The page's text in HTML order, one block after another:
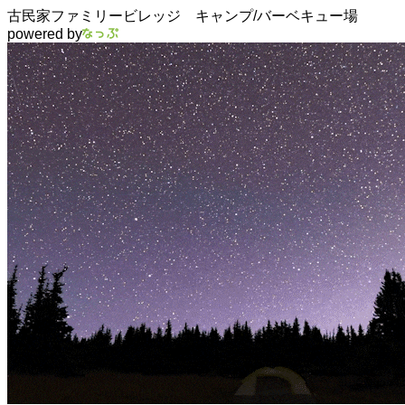
古民家ファミリービレッジ キャンプ/バーベキュー場
powered by